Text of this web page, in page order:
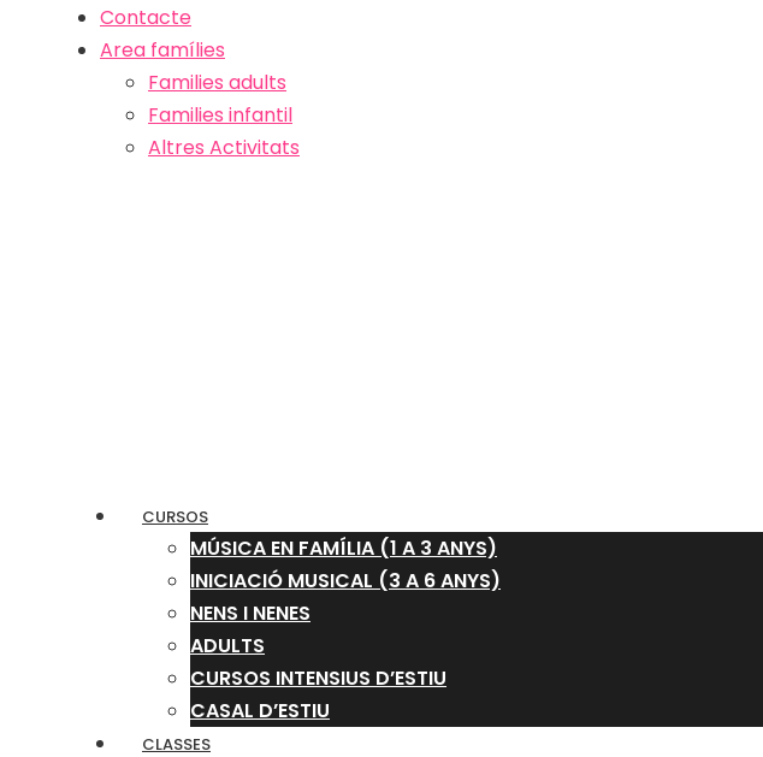
Contacte
Area famílies
Families adults
Families infantil
Altres Activitats
CURSOS
MÚSICA EN FAMÍLIA (1 A 3 ANYS)
INICIACIÓ MUSICAL (3 A 6 ANYS)
NENS I NENES
ADULTS
CURSOS INTENSIUS D’ESTIU
CASAL D’ESTIU
CLASSES